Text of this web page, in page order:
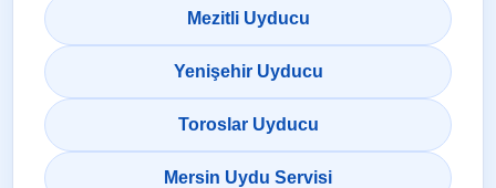
Mezitli Uyducu
Yenişehir Uyducu
Toroslar Uyducu
Mersin Uydu Servisi